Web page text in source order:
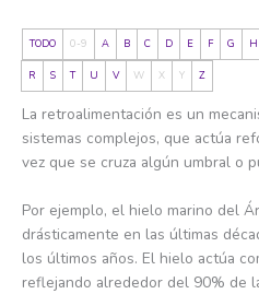
TODO 0-9 A B C D E F G H
R S T U V W X Y Z
La retroalimentación es un
sistemas complejos, que actúa
vez que se cruza algún umbral o
Por ejemplo, el hielo marino del
drásticamente en las últimas
los últimos años. El hielo actúa
reflejando alrededor del 90% de